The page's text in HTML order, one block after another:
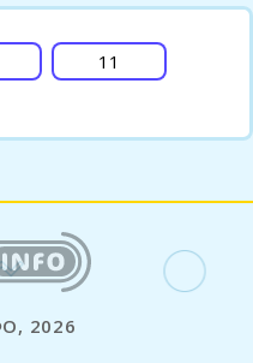
11
2026